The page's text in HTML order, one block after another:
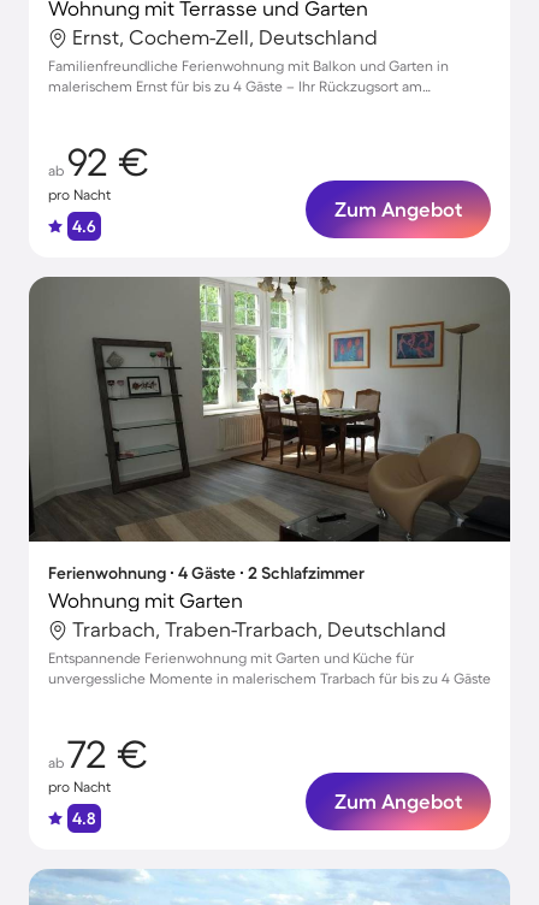
Wohnung mit Terrasse und Garten
Ernst, Cochem-Zell, Deutschland
Familienfreundliche Ferienwohnung mit Balkon und Garten in
malerischem Ernst für bis zu 4 Gäste – Ihr Rückzugsort am
ab 92 €
pro Nacht
4.6
Zum Angebot
Ferienwohnung ∙ 4 Gäste ∙ 2 Schlafzimmer
Wohnung mit Garten
Trarbach, Traben-Trarbach, Deutschland
Entspannende Ferienwohnung mit Garten und Küche für
unvergessliche Momente in malerischem Trarbach für bis zu 4 Gäste
ab 72 €
pro Nacht
4.8
Zum Angebot